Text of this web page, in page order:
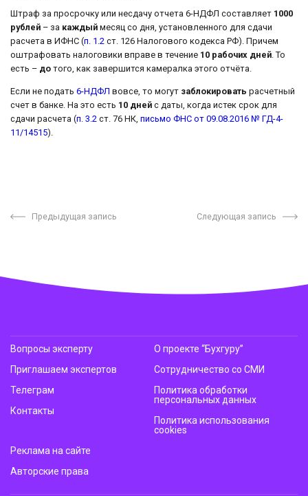
Штраф за просрочку или несдачу отчета 6-НДФЛ составляет 1000
рублей – за каждый месяц со дня, установленного для сдачи
расчета в ИФНС (п. 1.2 ст. 126 Налогового кодекса РФ). Причем
оштрафовать налоговики вправе в течение 10 рабочих дней . То
есть – до того, как завершится камералка этого отчёта.
Если не подать 6-НДФЛ вовсе, то могут заблокировать расчетный
счет в банке. На это есть 10 дней с даты, когда истек срок для
сдачи расчета (п. 3.2 ст. 76 НК, письмо ФНС от 09.08.2016 № ГД-4-
11/14515).
Предыдущая запись Следующая запись
Вопросы эксперту
Приглашаем экспертов
Телеграм
Контакты
О проекте “Бухгуру”
Сотрудничество со СМИ
Политика обработки
персональных данных
Политика использования
cookies
Реклама на сайте
Авторские права